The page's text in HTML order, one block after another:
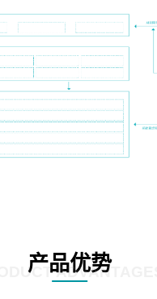
产品优势
ADVANTAGES